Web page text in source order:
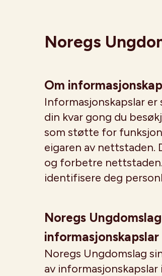
Noregs
Om
Informasjonskapslar
din kvar gong du
som støtte for
eigaren av nettstaden.
og forbetre
identifisere deg
Noregs
informasjonskapslar
Noregs Ungdomslag
av